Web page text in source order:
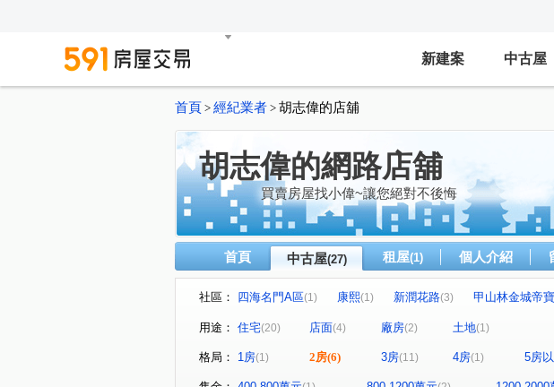
新建案 中古屋
首頁 > 經紀業者 > 胡志偉的店舖
胡志偉的網路店舖
買賣房屋找小偉~讓您絕對不後悔
首頁 中古屋(27) 租屋(1) 個人介紹
社區： 四海名門A區(1) 康熙(1) 新潤花路(3) 甲山林金城帝
芊翠 創活新天地-悠樂市 (1) 國美德杰美德市
水晶綠苑 綠寶石大廈 (1) 青雲路 (3) 東明街 (2)
莊園街(2) 清水路 青福街(1) 忠承路 員福街
用途： 住宅(20) 店面(4) 廠房(2) 土地(1)
格局： 1房(1) 2房(6) 3房(11) 4房(1) 5房